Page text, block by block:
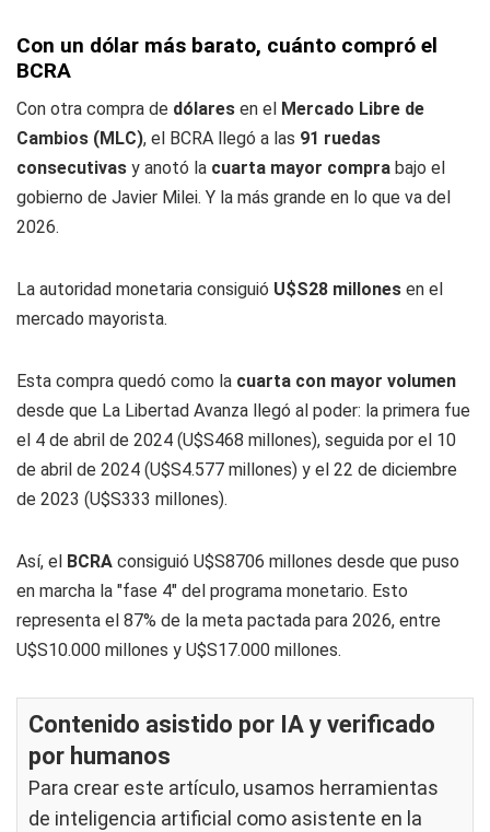
Con un dólar más barato, cuánto compró el
BCRA
Con otra compra de dólares en el Mercado Libre de
Cambios (MLC), el BCRA llegó a las 91 ruedas
consecutivas y anotó la cuarta mayor compra bajo el
gobierno de Javier Milei. Y la más grande en lo que va del
2026.
La autoridad monetaria consiguió U$S28 millones en el
mercado mayorista.
Esta compra quedó como la cuarta con mayor volumen
desde que La Libertad Avanza llegó al poder: la primera fue
el 4 de abril de 2024 (U$S468 millones), seguida por el 10
de abril de 2024 (U$S4.577 millones) y el 22 de diciembre
de 2023 (U$S333 millones).
Así, el BCRA consiguió U$S8706 millones desde que puso
en marcha la "fase 4" del programa monetario. Esto
representa el 87% de la meta pactada para 2026, entre
U$S10.000 millones y U$S17.000 millones.
Contenido asistido por IA y verificado
por humanos
Para crear este artículo, usamos herramientas
de inteligencia artificial como asistente en la